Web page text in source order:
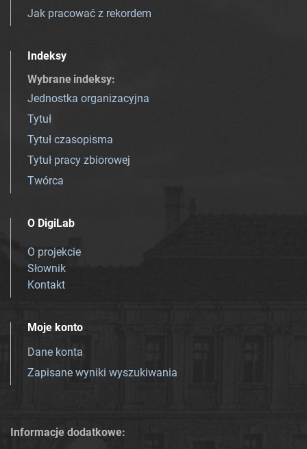
Jak pracować z rekordem
Indeksy
Wybrane indeksy:
Jednostka organizacyjna
Tytuł
Tytuł czasopisma
Tytuł pracy zbiorowej
Twórca
O DigiLab
O projekcie
Słownik
Kontakt
Moje konto
Dane konta
Zapisane wyniki wyszukiwania
Informacje dodatkowe: